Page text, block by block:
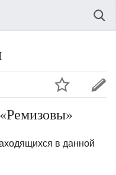
в данной